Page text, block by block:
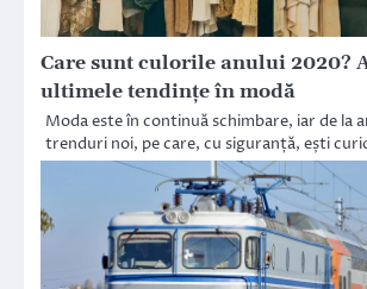
Care sunt culorile anului 2020?
ultimele tendințe în modă
Moda este în continuă schimbare, iar de la
trenduri noi, pe care, cu siguranță, ești